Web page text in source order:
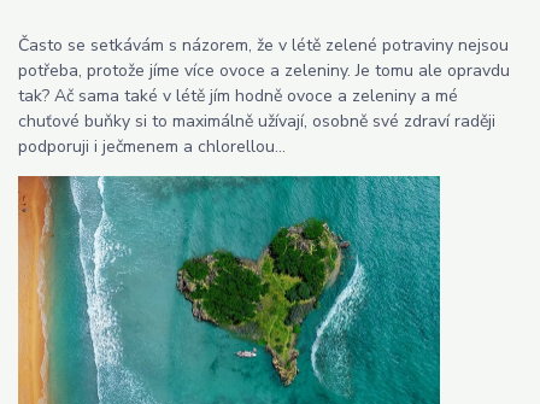
Často se setkávám s názorem, že v létě zelené potraviny nejsou
potřeba, protože jíme více ovoce a zeleniny. Je tomu ale opravdu
tak? Ač sama také v létě jím hodně ovoce a zeleniny a mé
chuťové buňky si to maximálně užívají, osobně své zdraví raději
podporuji i ječmenem a chlorellou...